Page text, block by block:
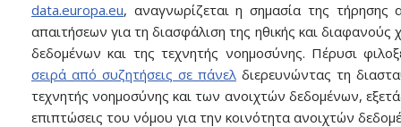
data.europa.eu, αναγνωρίζεται η σημασία της τήρησης
απαιτήσεων για τη διασφάλιση της ηθικής και διαφανούς
δεδομένων και της τεχνητής νοημοσύνης. Πέρυσι
σειρά από συζητήσεις σε πάνελ διερευνώντας τη
τεχνητής νοημοσύνης και των ανοιχτών δεδομένων,
επιπτώσεις του νόμου για την κοινότητα ανοιχτών